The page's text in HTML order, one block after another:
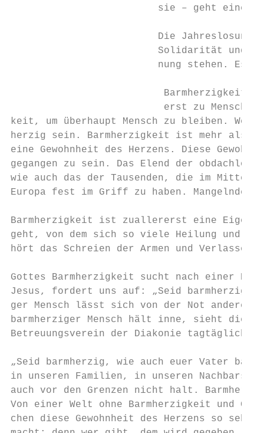
sie – geht eine
Die Jahreslosung
Solidarität und
nung stehen. Es
Barmherzigkeit
erst zu
keit, um überhaupt Mensch zu bleiben. Wer
herzig sein. Barmherzigkeit ist mehr als
eine Gewohnheit des Herzens. Diese
gegangen zu sein. Das Elend der
wie auch das der Tausenden, die im
Europa fest im Griff zu haben. Mangelnde
Barmherzigkeit ist zuallererst eine
geht, von dem sich so viele Heilung und
hört das Schreien der Armen und
Gottes Barmherzigkeit sucht nach einer
Jesus, fordert uns auf: „Seid barmherzig,
ger Mensch lässt sich von der Not
barmherziger Mensch hält inne, sieht die
Betreuungsverein der Diakonie tagtäglich
„Seid barmherzig, wie auch euer Vater
in unseren Familien, in unseren
auch vor den Grenzen nicht halt.
Von einer Welt ohne Barmherzigkeit und
chen diese Gewohnheit des Herzens so